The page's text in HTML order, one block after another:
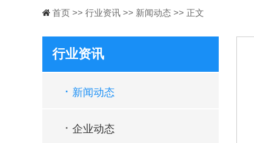
首页 >> 行业资讯 >> 新闻动态 >> 正文
行业资讯
· 新闻动态
· 企业动态